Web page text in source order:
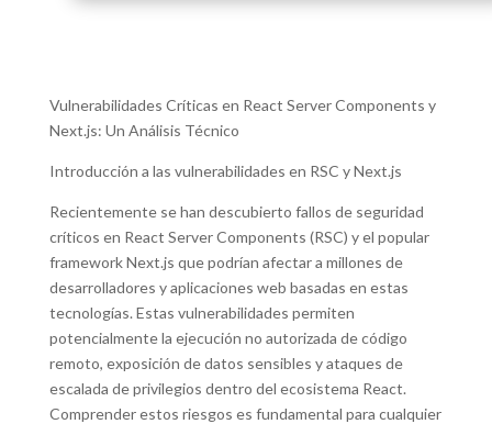
Vulnerabilidades Críticas en React Server Components y
Next.js: Un Análisis Técnico
Introducción a las vulnerabilidades en RSC y Next.js
Recientemente se han descubierto fallos de seguridad
críticos en React Server Components (RSC) y el popular
framework Next.js que podrían afectar a millones de
desarrolladores y aplicaciones web basadas en estas
tecnologías. Estas vulnerabilidades permiten
potencialmente la ejecución no autorizada de código
remoto, exposición de datos sensibles y ataques de
escalada de privilegios dentro del ecosistema React.
Comprender estos riesgos es fundamental para cualquier